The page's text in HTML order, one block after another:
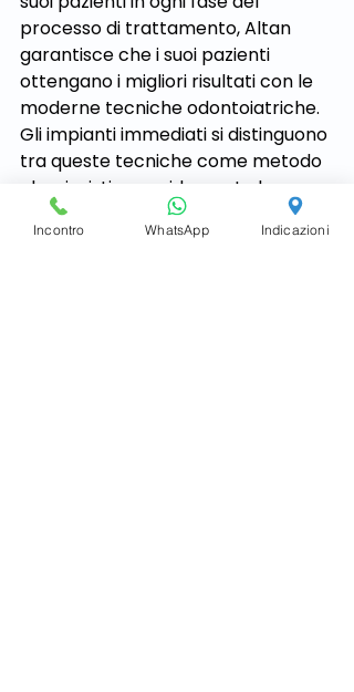
processo di trattamento, Altan
garantisce che i suoi pazienti
ottengano i migliori risultati con le
moderne tecniche odontoiatriche.
Gli impianti immediati si distinguono
tra queste tecniche come metodo
che ripristina rapidamente la
salute dentale di molti pazienti.
Durante tutto il processo di
Incontro WhatsApp Indicazioni